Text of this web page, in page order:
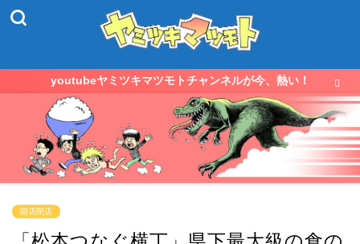
youtubeヤミツキマツモトチャンネルが今、熱い！
開店閉店